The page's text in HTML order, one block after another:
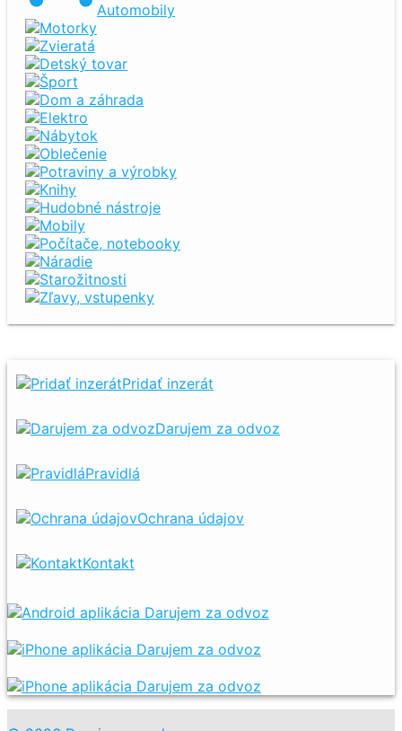
Automobily
Motorky
Zvieratá
Detský tovar
Šport
Dom a záhrada
Elektro
Nábytok
Oblečenie
Potraviny a výrobky
Knihy
Hudobné nástroje
Mobily
Počítače, notebooky
Náradie
Starožitnosti
Zľavy, vstupenky
Pridať inzerát
Darujem za odvoz
Pravidlá
Ochrana údajov
Kontakt